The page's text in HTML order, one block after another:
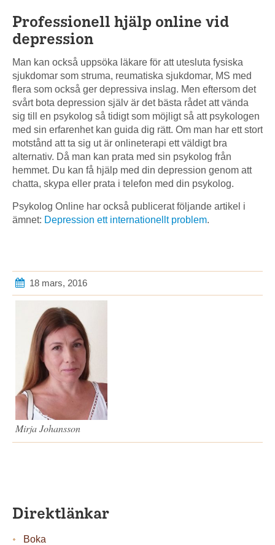
Professionell hjälp online vid
depression
Man kan också uppsöka läkare för att utesluta fysiska
sjukdomar som struma, reumatiska sjukdomar, MS med
flera som också ger depressiva inslag. Men eftersom det
svårt bota depression själv är det bästa rådet att vända
sig till en psykolog så tidigt som möjligt så att psykologen
med sin erfarenhet kan guida dig rätt. Om man har ett stort
motstånd att ta sig ut är onlineterapi ett väldigt bra
alternativ. Då man kan prata med sin psykolog från
hemmet. Du kan få hjälp med din depression genom att
chatta, skypa eller prata i telefon med din psykolog.
Psykolog Online har också publicerat följande artikel i
ämnet: Depression ett internationellt problem.
18 mars, 2016
Mirja Johansson
Direktlänkar
Boka